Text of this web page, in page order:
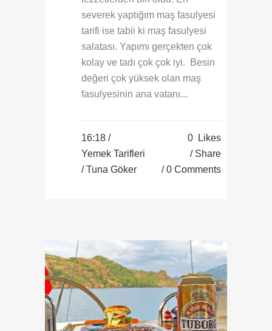
severek yaptığım maş fasulyesi
tarifi ise tabii ki maş fasulyesi
salatası. Yapımı gerçekten çok
kolay ve tadı çok çok iyi. Besin
değeri çok yüksek olan maş
fasulyesinin ana vatanı...
16:18 /
Yemek Tarifleri
/ Tuna Göker
0
Likes
Share
0 Comments